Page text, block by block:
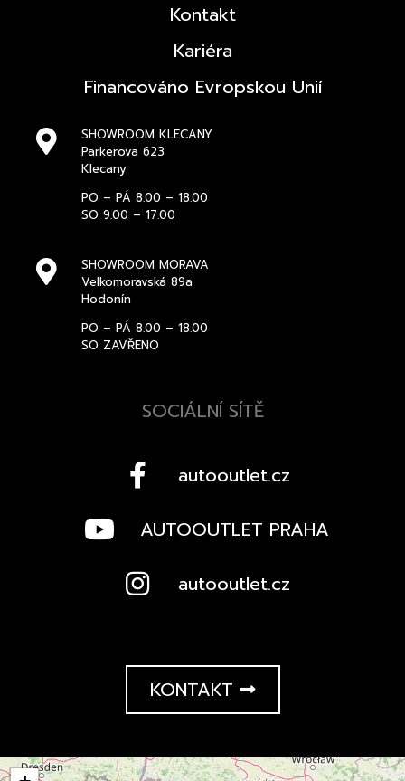
Kontakt
Kariéra
Financováno Evropskou Unií
SHOWROOM KLECANY
Parkerova 623
Klecany
PO – PÁ 8.00 – 18.00
SO 9.00 – 17.00
SHOWROOM MORAVA
Velkomoravská 89a
Hodonín
PO – PÁ 8.00 – 18.00
SO ZAVŘENO
SOCIÁLNÍ SÍTĚ
autooutlet.cz
AUTOOUTLET PRAHA
autooutlet.cz
KONTAKT